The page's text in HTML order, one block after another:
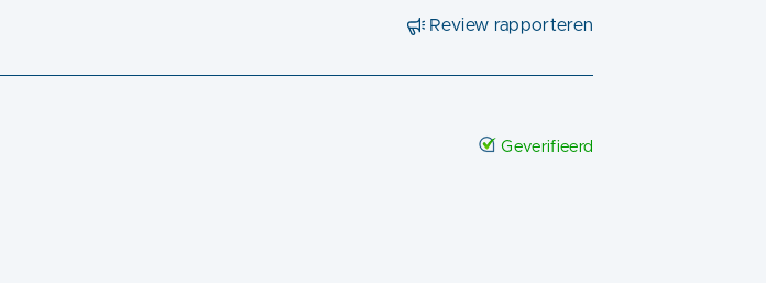
Review rapporteren
Geverifieerd